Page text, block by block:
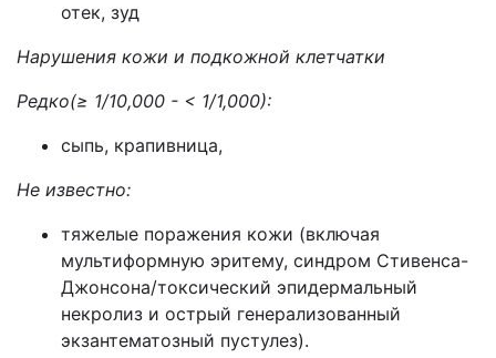
отек, зуд
Нарушения кожи и подкожной клетчатки
Редко(≥ 1/10,000 - < 1/1,000):
сыпь, крапивница,
Не известно:
тяжелые поражения кожи (включая
мультиформную эритему, синдром Стивенса-
Джонсона/токсический эпидермальный
некролиз и острый генерализованный
экзантематозный пустулез).